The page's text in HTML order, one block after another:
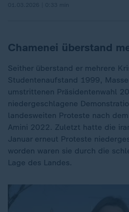
Chamenei überstand
Seither überstand er mehrere
Studentenaufstand 1999,
umstrittenen Präsidentenwahl
niedergeschlagene
landesweiten Proteste nach
Amini 2022. Zuletzt hatte die
Januar erneut Proteste
worden waren sie durch die
Lage des Landes.